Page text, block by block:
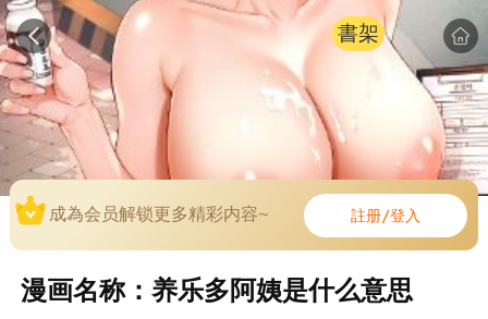
書架
成為会员解锁更多精彩内容~ 註册/登入
漫画名称：养乐多阿姨是什么意思